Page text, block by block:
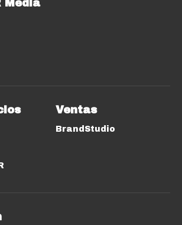
Media
Ventas
BrandStudio